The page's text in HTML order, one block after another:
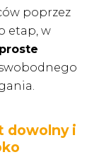
poprzez
etap, w
proste
dowolny i